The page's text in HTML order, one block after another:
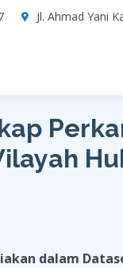
Jl. Ahmad Yani
dalam